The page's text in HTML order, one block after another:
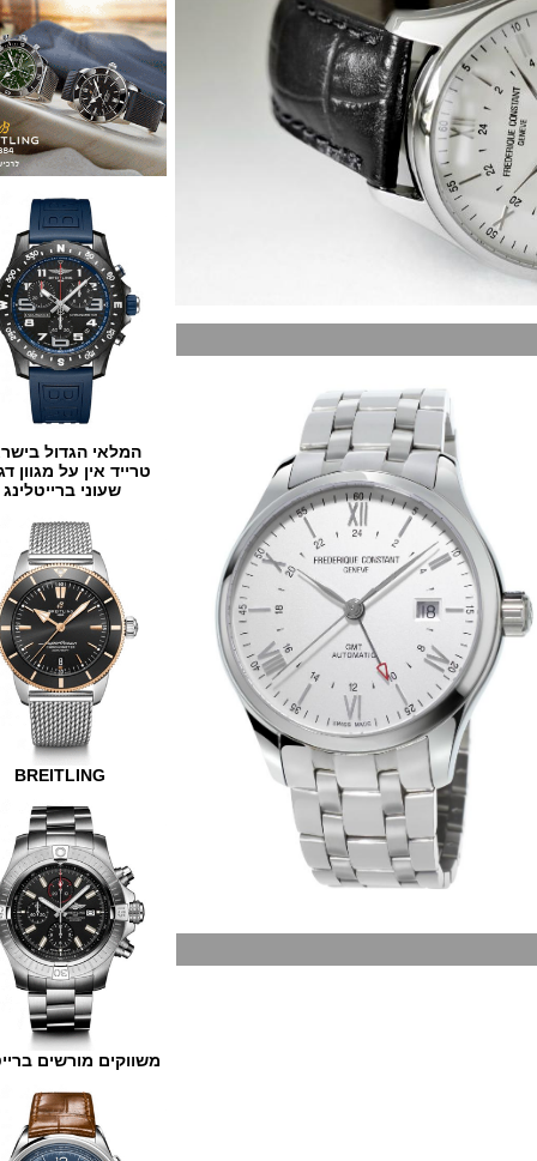
המלאי הגדול בישראל
טרייד אין על מגוון דגמים
שעוני ברייטלינג
BREITLING
משווקים מורשים ברייטלינג